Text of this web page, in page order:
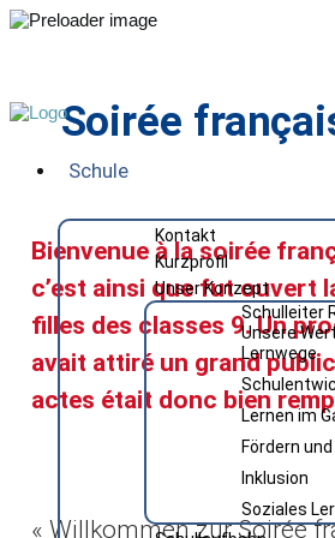
Schule
Kontakt
Kurzprofil
Unser Konzept
Schulleiter
Unsere
Lernwege
Lernen im
Fördern
Inklusion
Soziales
Soirée
Bienvenue à la soirée
c’est ainsi que fut ouvert
filles des classes 9. Un
avait attiré un grand
actes était donc bien
« Willkommen zur Soirée